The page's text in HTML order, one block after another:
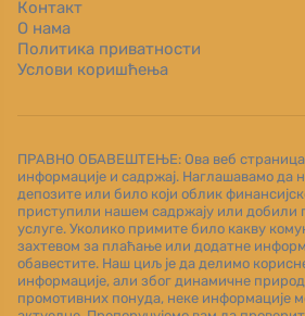
Контакт
О нама
Политика приватности
Услови коришћења
ПРАВНО ОБАВЕШТЕЊЕ: Ова веб страница
информације и садржај. Наглашавамо да
депозите или било који облик
приступили нашем садржају или добили
услуге. Уколико примите било какву
захтевом за плаћање или додатне
обавестите. Наш циљ је да делимо
информације, али због динамичне
промотивних понуда, неке информације